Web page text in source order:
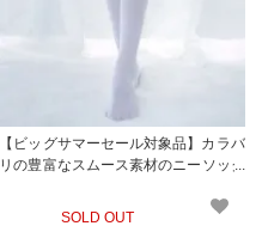
【ビッグサマーセール対象品】カラバ
リの豊富なスムース素材のニーソック
SOLD OUT